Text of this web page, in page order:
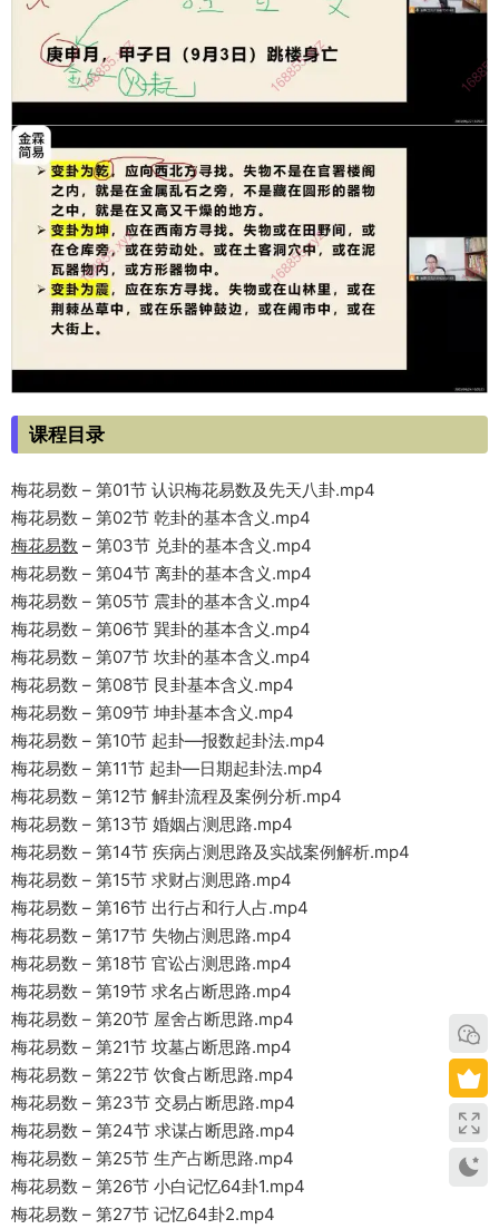
课程目录
梅花易数 – 第01节 认识梅花易数及先天八卦.mp4
梅花易数 – 第02节 乾卦的基本含义.mp4
梅花易数 – 第03节 兑卦的基本含义.mp4
梅花易数 – 第04节 离卦的基本含义.mp4
梅花易数 – 第05节 震卦的基本含义.mp4
梅花易数 – 第06节 巽卦的基本含义.mp4
梅花易数 – 第07节 坎卦的基本含义.mp4
梅花易数 – 第08节 艮卦基本含义.mp4
梅花易数 – 第09节 坤卦基本含义.mp4
梅花易数 – 第10节 起卦—报数起卦法.mp4
梅花易数 – 第11节 起卦—日期起卦法.mp4
梅花易数 – 第12节 解卦流程及案例分析.mp4
梅花易数 – 第13节 婚姻占测思路.mp4
梅花易数 – 第14节 疾病占测思路及实战案例解析.mp4
梅花易数 – 第15节 求财占测思路.mp4
梅花易数 – 第16节 出行占和行人占.mp4
梅花易数 – 第17节 失物占测思路.mp4
梅花易数 – 第18节 官讼占测思路.mp4
梅花易数 – 第19节 求名占断思路.mp4
梅花易数 – 第20节 屋舍占断思路.mp4
梅花易数 – 第21节 坟墓占断思路.mp4
梅花易数 – 第22节 饮食占断思路.mp4
梅花易数 – 第23节 交易占断思路.mp4
梅花易数 – 第24节 求谋占断思路.mp4
梅花易数 – 第25节 生产占断思路.mp4
梅花易数 – 第26节 小白记忆64卦1.mp4
梅花易数 – 第27节 记忆64卦2.mp4